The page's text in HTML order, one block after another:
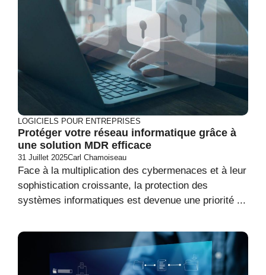
LOGICIELS POUR ENTREPRISES
Protéger votre réseau informatique grâce à
une solution MDR efficace
31 Juillet 2025Carl Chamoiseau
Face à la multiplication des cybermenaces et à leur
sophistication croissante, la protection des
systèmes informatiques est devenue une priorité ...